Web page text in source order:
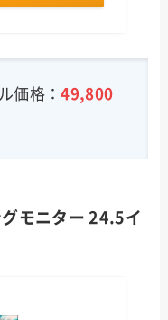
価格：49,800
モニター 24.5イ